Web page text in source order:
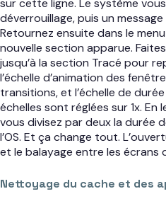
sur cette ligne. Le système
déverrouillage, puis un
Retournez ensuite dans le
nouvelle section apparue.
jusqu’à la section Tracé pour
l’échelle d’animation des
transitions, et l’échelle de
échelles sont réglées sur 1x.
vous divisez par deux la durée
l’OS. Et ça change tout.
et le balayage entre les écrans
Nettoyage du cache et des